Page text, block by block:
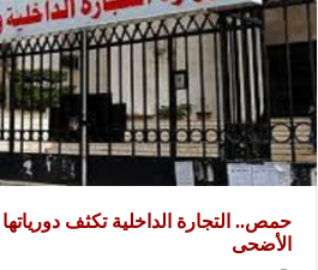
حمص.. التجارة الداخلية تكثف
الأضحى